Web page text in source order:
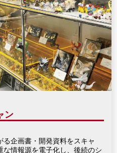
ン
る企画書・開発資料をスキャ
な情報源を電子化し、後続のシ